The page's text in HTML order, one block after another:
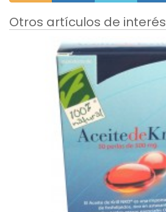
Otros artículos de interés